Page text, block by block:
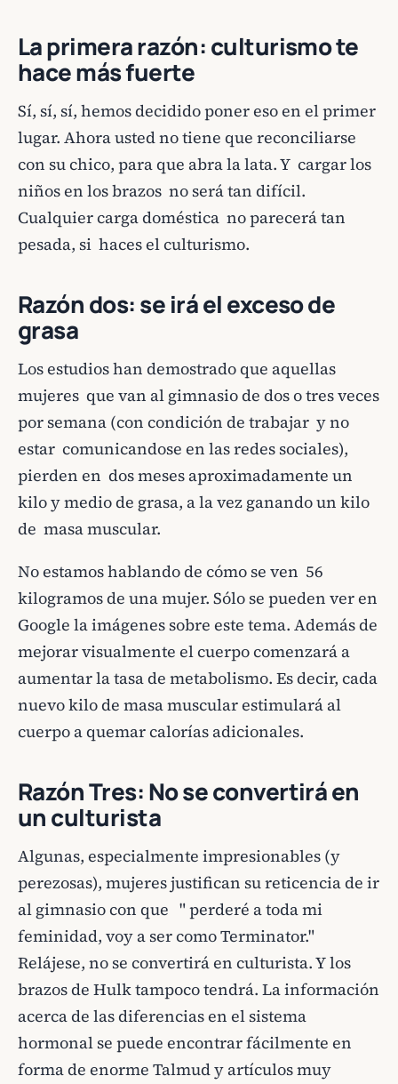
La primera razón: culturismo te
hace más fuerte
Sí, sí, sí, hemos decidido poner eso en el primer
lugar. Ahora usted no tiene que reconciliarse
con su chico, para que abra la lata. Y cargar los
niños en los brazos no será tan difícil.
Cualquier carga doméstica no parecerá tan
pesada, si haces el culturismo.
Razón dos: se irá el exceso de
grasa
Los estudios han demostrado que aquellas
mujeres que van al gimnasio de dos o tres veces
por semana (con condición de trabajar y no
estar comunicandose en las redes sociales),
pierden en dos meses aproximadamente un
kilo y medio de grasa, a la vez ganando un kilo
de masa muscular.
No estamos hablando de cómo se ven 56
kilogramos de una mujer. Sólo se pueden ver en
Google la imágenes sobre este tema. Además de
mejorar visualmente el cuerpo comenzará a
aumentar la tasa de metabolismo. Es decir, cada
nuevo kilo de masa muscular estimulará al
cuerpo a quemar calorías adicionales.
Razón Tres: No se convertirá en
un culturista
Algunas, especialmente impresionables (y
perezosas), mujeres justifican su reticencia de ir
al gimnasio con que " perderé a toda mi
feminidad, voy a ser como Terminator."
Relájese, no se convertirá en culturista. Y los
brazos de Hulk tampoco tendrá. La información
acerca de las diferencias en el sistema
hormonal se puede encontrar fácilmente en
forma de enorme Talmud y artículos muy